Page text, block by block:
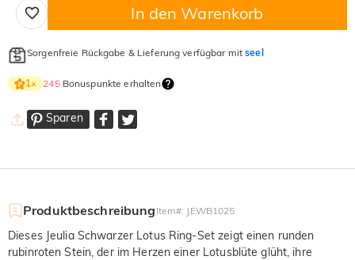
In den Warenkorb
Sorgenfreie Rückgabe & Lieferung verfügbar mitseel
1× 245Bonuspunkte erhalten
Sparen
Produktbeschreibung Item#: JEWB1025
Dieses Jeulia Schwarzer Lotus Ring-Set zeigt einen runden
rubinroten Stein, der im Herzen einer Lotusblüte glüht, ihre